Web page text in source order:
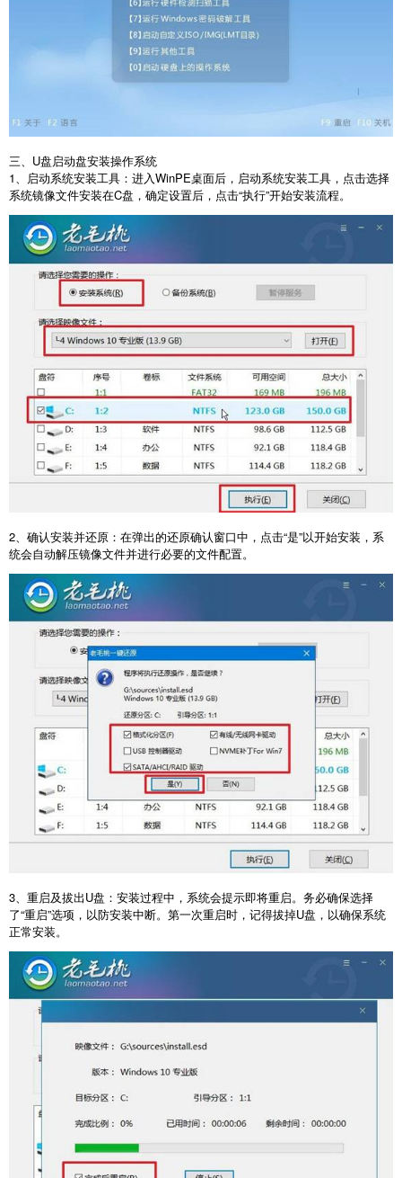
三、 U盘启动盘安装操作系统
1、启动系统安装工具：进入WinPE桌面后，启动系统安装工具，点击选择
系统镜像文件安装在C盘，确定设置后，点击“执行”开始安装流程。
2、确认安装并还原：在弹出的还原确认窗口中，点击“是”以开始安装，系
统会自动解压镜像文件并进行必要的文件配置。
3 、重启及拔出U盘：安装过程中，系统会提示即将重启。务必确保选择
了“重启”选项，以防安装中断。第一次重启时，记得拔掉U盘，以确保系统
正常安装。